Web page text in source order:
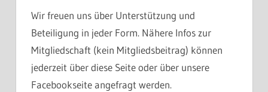
Wir freuen uns über Unterstützung und
Beteiligung in jeder Form. Nähere Infos zur
Mitgliedschaft (kein Mitgliedsbeitrag) können
jederzeit über diese Seite oder über unsere
Facebookseite angefragt werden.